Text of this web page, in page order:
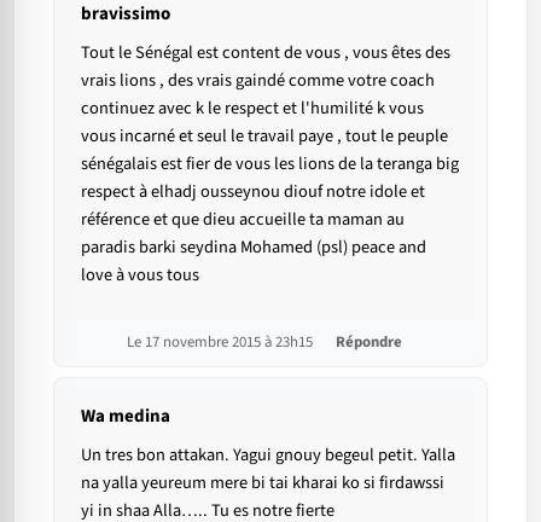
bravissimo
Tout le Sénégal est content de vous , vous êtes des
vrais lions , des vrais gaindé comme votre coach
continuez avec k le respect et l'humilité k vous
vous incarné et seul le travail paye , tout le peuple
sénégalais est fier de vous les lions de la teranga big
respect à elhadj ousseynou diouf notre idole et
référence et que dieu accueille ta maman au
paradis barki seydina Mohamed (psl) peace and
love à vous tous
Le 17 novembre 2015 à 23h15 Répondre
Wa medina
Un tres bon attakan. Yagui gnouy begeul petit. Yalla
na yalla yeureum mere bi tai kharai ko si firdawssi
yi in shaa Alla….. Tu es notre fierte